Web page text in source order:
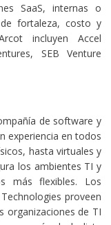
SaaS, internas o
fortaleza, costo y
incluyen Accel
SEB Venture
de software y
experiencia en todos
hasta virtuales y
los ambientes TI y
más flexibles. Los
proveen
organizaciones de TI